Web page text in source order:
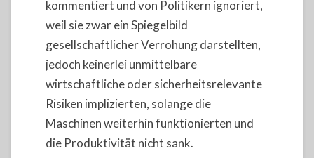
kommentiert und von Politikern ignoriert,
weil sie zwar ein Spiegelbild
gesellschaftlicher Verrohung darstellten,
jedoch keinerlei unmittelbare
wirtschaftliche oder sicherheitsrelevante
Risiken implizierten, solange die
Maschinen weiterhin funktionierten und
die Produktivität nicht sank.